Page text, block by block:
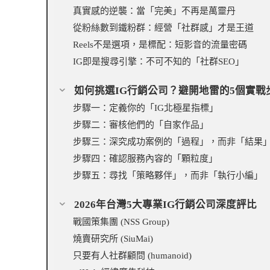
真實感的逆襲：當「完美」不再是萬靈丹
從粉絲數到鐵粉群：經營「社群感」才是王道
Reels不是選項，是標配：短影音的流量密碼
IG即是搜尋引擎：不可不知的「社群SEO」
如何挑選IG行銷公司？避開地雷的5個實戰
步驟一：定義你的「IG北極星指標」
步驟二：審核他們的「自家作品」
步驟三：深究成功案例的「過程」，而非「結果
步驟四：確認服務內容的「顆粒度」
步驟五：尋找「策略夥伴」，而非「執行小編」
2026年台灣5大專業IG行銷公司深度評比
戰國策集團 (NSS Group)
燒賣研究所 (SiuMai)
只要有人社群顧問 (humanoid)